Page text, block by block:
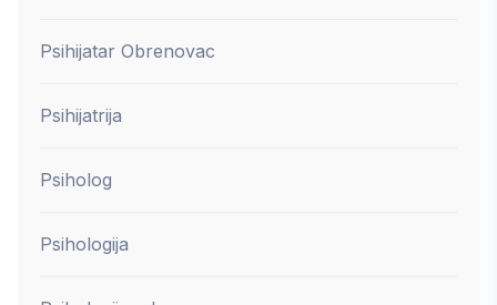
Psihijatar Obrenovac
Psihijatrija
Psiholog
Psihologija